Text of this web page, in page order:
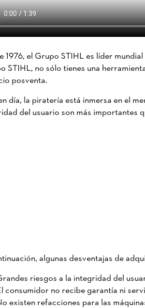
1976, el Grupo STIHL es líder
STIHL, no sólo tienes una
posventa.
día, la piratería está inmersa en el
del usuario son más importantes
algunas desventajas de
riesgos a la integridad del
consumidor no recibe garantía ni
existen refacciones para las